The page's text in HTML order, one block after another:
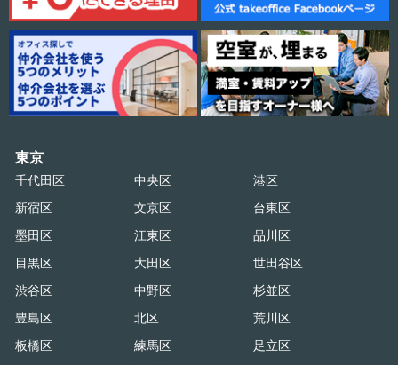
東京
千代田区 中央区
港区
新宿区
文京区
台東区
墨田区
江東区
品川区
目黒区
大田区
世田谷区
渋谷区
中野区
杉並区
豊島区
北区
荒川区
板橋区
練馬区
足立区